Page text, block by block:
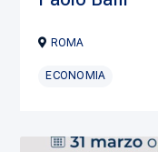
ROMA
ECONOMIA